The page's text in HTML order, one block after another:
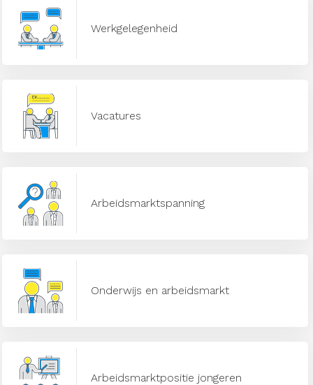
Werkgelegenheid
Vacatures
Arbeidsmarktspanning
Onderwijs en arbeidsmarkt
Arbeidsmarktpositie jongeren